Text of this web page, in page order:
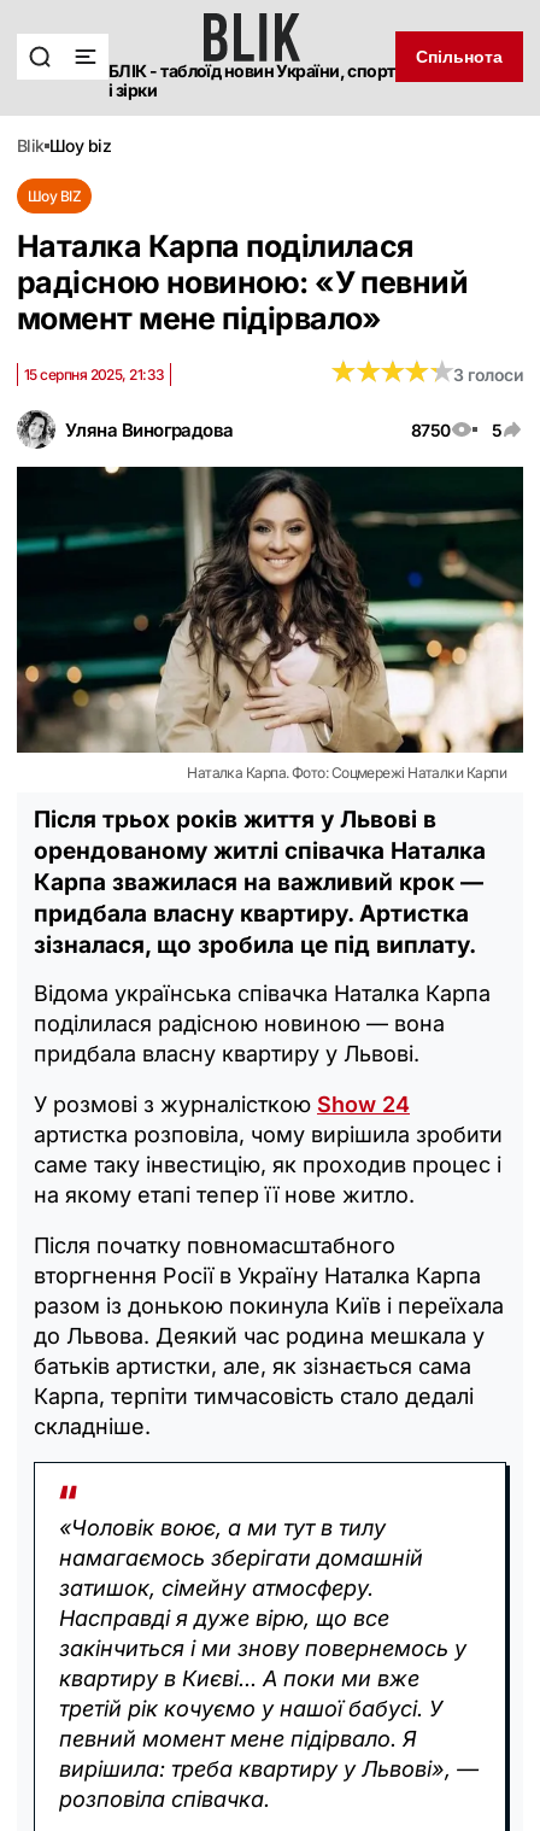
БЛІК - таблоїд новин України, спорт
і зірки
Спільнота
blik шоу biz
Шоу BIZ
Наталка Карпа поділилася
радісною новиною: «У певний
момент мене підірвало»
Уляна Виноградова 8750 5
15 серпня 2025, 21:33 ★★★★★
★★★★★3 голоси
Наталка Карпа. Фото: Соцмережі Наталки Карпи
Після трьох років життя у Львові в
орендованому житлі співачка Наталка
Карпа зважилася на важливий крок —
придбала власну квартиру. Артистка
зізналася, що зробила це під виплату.
Відома українська співачка Наталка Карпа
поділилася радісною новиною — вона
придбала власну квартиру у Львові.
У розмові з журналісткою Show 24
артистка розповіла, чому вирішила зробити
саме таку інвестицію, як проходив процес і
на якому етапі тепер її нове житло.
Після початку повномасштабного
вторгнення Росії в Україну Наталка Карпа
разом із донькою покинула Київ і переїхала
до Львова. Деякий час родина мешкала у
батьків артистки, але, як зізнається сама
Карпа, терпіти тимчасовість стало дедалі
складніше.
«Чоловік воює, а ми тут в тилу
намагаємось зберігати домашній
затишок, сімейну атмосферу.
Насправді я дуже вірю, що все
закінчиться і ми знову повернемось у
квартиру в Києві... А поки ми вже
третій рік кочуємо у нашої бабусі. У
певний момент мене підірвало. Я
вирішила: треба квартиру у Львові», —
розповіла співачка.